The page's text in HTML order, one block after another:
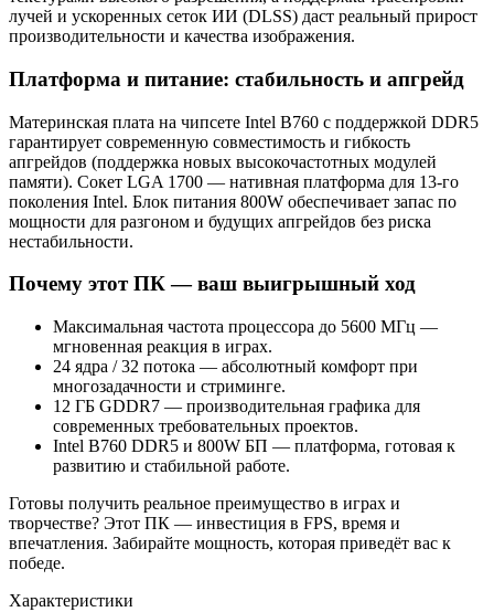
лучей и ускоренных сеток ИИ (DLSS) даст реальный прирост
производительности и качества изображения.
Платформа и питание: стабильность и апгрейд
Материнская плата на чипсете Intel B760 с поддержкой DDR5
гарантирует современную совместимость и гибкость
апгрейдов (поддержка новых высокочастотных модулей
памяти). Сокет LGA 1700 — нативная платформа для 13‑го
поколения Intel. Блок питания 800W обеспечивает запас по
мощности для разгоном и будущих апгрейдов без риска
нестабильности.
Почему этот ПК — ваш выигрышный ход
Максимальная частота процессора до 5600 МГц —
мгновенная реакция в играх.
24 ядра / 32 потока — абсолютный комфорт при
многозадачности и стриминге.
12 ГБ GDDR7 — производительная графика для
современных требовательных проектов.
Intel B760 DDR5 и 800W БП — платформа, готовая к
развитию и стабильной работе.
Готовы получить реальное преимущество в играх и
творчестве? Этот ПК — инвестиция в FPS, время и
впечатления. Забирайте мощность, которая приведёт вас к
победе.
Характеристики